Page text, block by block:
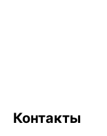
Контакты